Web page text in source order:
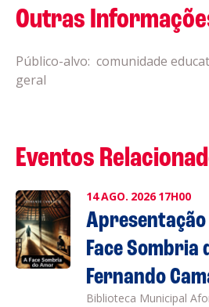
Outras
Público-alvo: comunidade
geral
Eventos
14AGO. 2026 17H00
Face Sombria
Fernando
Biblioteca Municipal